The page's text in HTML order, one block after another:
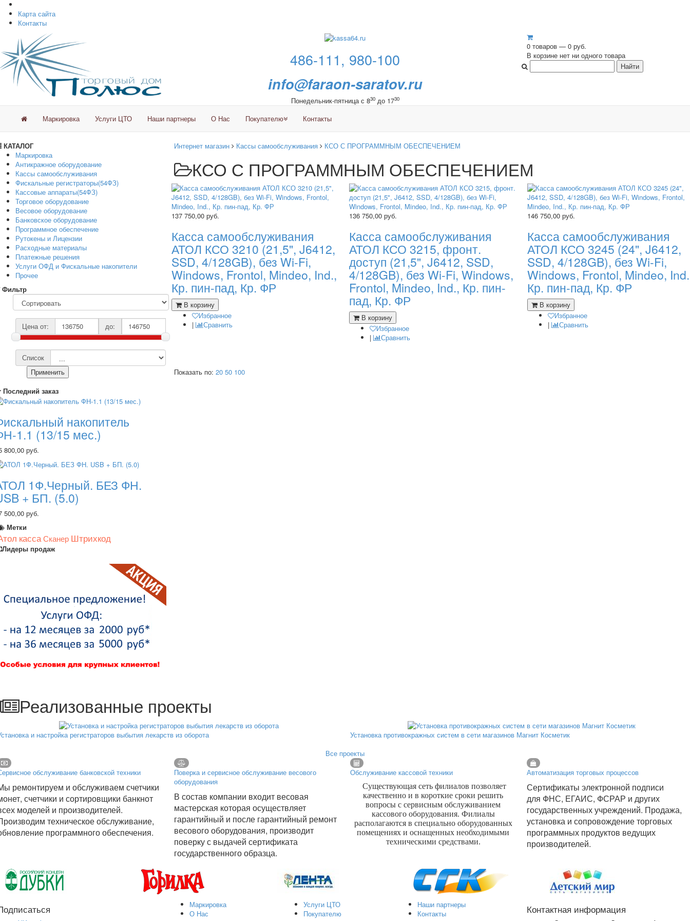
Карта сайта
Контакты
486-111, 980-100
info@faraon-saratov.ru
Понедельник-пятница с 830до 1730
0 товаров — 0 руб.
В корзине нет ни одного товара
Маркировка Услуги ЦТО Наши партнеры О Нас Покупателю Контакты
КАТАЛОГ
Маркировка
Антикражное оборудование
Кассы самообслуживания
Фискальные регистраторы(54ФЗ)
Кассовые аппараты(54ФЗ)
Торговое оборудование
Весовое оборудование
Банковское оборудование
Программное обеспечение
Рутокены и Лицензии
Расходные материалы
Платежные решения
Услуги ОФД и Фискальные накопители
Прочее
Фильтр
Цена от: до:
Список
Применить
Последний заказ
накопитель
1.1 (13/15 мес.)
800,00 руб.
1Ф.Черный. БЕЗ ФН.
+ БП. (5.0)
500,00 руб.
Метки
кассаСканер Штрихкод
Лидеры продаж
Интернет магазин Кассы самообслуживания КСО С ПРОГРАММНЫМ ОБЕСПЕЧЕНИЕМ
КСО С ПРОГРАММНЫМ ОБЕСПЕЧЕНИЕМ
137 750,00 руб.
Касса самообслуживания
АТОЛ КСО 3210 (21,5", J6412,
SSD, 4/128GB), без Wi-Fi,
Windows, Frontol, Mindeo, Ind.,
Кр. пин-пад, Кр. ФР
В корзину
Избранное
|
Сравнить
136 750,00 руб.
Касса самообслуживания
АТОЛ КСО 3215, фронт.
доступ (21,5", J6412, SSD,
4/128GB), без Wi-Fi, Windows,
Frontol, Mindeo, Ind., Кр. пин-
пад, Кр. ФР
В корзину
Избранное
|
Сравнить
146 750,00 руб.
Касса самообслуживания
АТОЛ КСО 3245 (24", J6412,
SSD, 4/128GB), без Wi-Fi,
Windows, Frontol, Mindeo,
Кр. пин-пад, Кр. ФР
В корзину
Избранное
|
Сравнить
Показать по: 20 50 100
Реализованные проекты
и настройка регистраторов выбытия лекарств из оборота
Установка противокражных систем в сети магазинов Магнит Косметик
Все проекты
обслуживание банковской техники
ремонтируем и обслуживаем счетчики
счетчики и сортировщики банкнот
моделей и производителей.
техническое обслуживание,
программного обеспечения.
Поверка и сервисное обслуживание весового
оборудования
В состав компании входит весовая
мастерская которая осуществляет
гарантийный и после гарантийный ремонт
весового оборудования, производит
поверку с выдачей сертификата
государственного образца.
Обслуживание кассовой техники
Существующая сеть филиалов позволяет
качественно и в короткие сроки решить
вопросы с сервисным обслуживанием
кассового оборудования. Филиалы
располагаются в специально оборудованных
помещениях и оснащенных необходимыми
техническими средствами.
Автоматизация торговых процессов
Сертификаты электронной подписи
для ФНС, ЕГАИС, ФСРАР и других
государственных учреждений. Продажа,
установка и сопровождение торговых
программных продуктов ведущих
производителей.
Маркировка Услуги ЦТО
Наши партнеры
О Нас
Покупателю Контакты Контактная информация